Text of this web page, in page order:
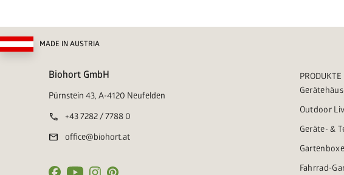
MADE IN AUSTRIA
Biohort GmbH
Pürnstein 43, A-4120 Neufelden
call +43 7282 / 7788 0
mail office@biohort.at
PRODUKTE
Outdoor
Geräte- &
Fahrrad-